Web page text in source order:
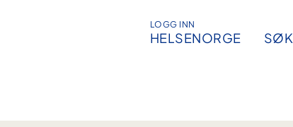
LOGG INN
HELSENORGE SØK